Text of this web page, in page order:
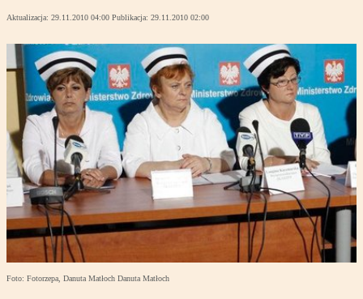
Aktualizacja: 29.11.2010 04:00 Publikacja: 29.11.2010 02:00
Foto: Fotorzepa, Danuta Matłoch Danuta Matłoch